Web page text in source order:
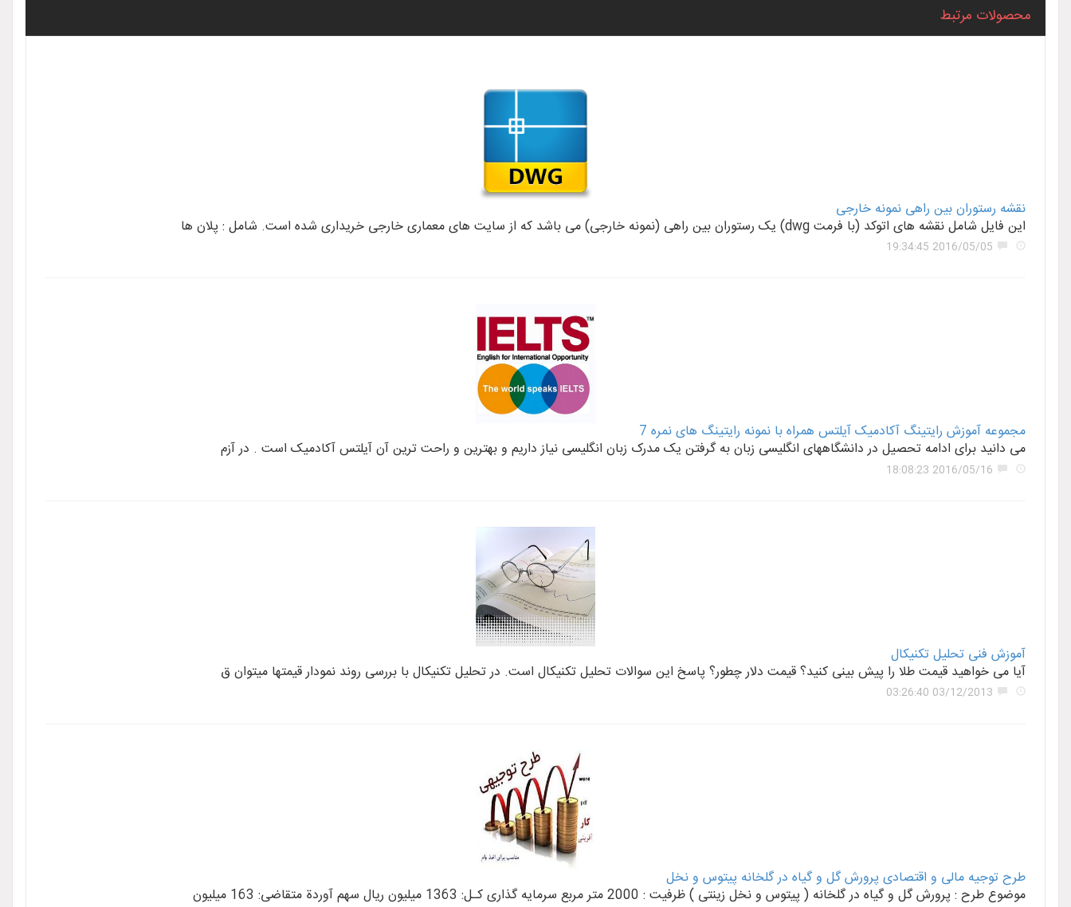
محصولات مرتبط
نقشه رستوران بین راهی نمونه خارجی
این فایل شامل نقشه های اتوکد (با فرمت dwg) یک رستوران بین راهی (نمونه خارجی) می باشد که از سایت های معماری خارجی خریداری شده است. شامل : پلان ها
2016/05/05 19:34:45
مجموعه آموزش رایتینگ آکادمیک آیلتس همراه با نمونه رایتینگ های نمره 7
می دانید برای ادامه تحصیل در دانشگاههای انگلیسی زبان به گرفتن یک مدرک زبان انگلیسی نیاز داریم و بهترین و راحت ترین آن آیلتس آکادمیک است . در آزم
2016/05/16 18:08:23
آموزش فنی تحلیل تکنیکال
آیا می خواهید قیمت طلا را پیش بینی کنید؟ قیمت دلار چطور؟ پاسخ این سوالات تحلیل تکنیکال است. در تحلیل تکنیکال با بررسی روند نمودار قیمتها میتوان ق
03/12/2013 03:26:40
طرح توجیه مالی و اقتصادی پرورش گل و گیاه در گلخانه پیتوس و نخل
موضوع طرح : پرورش گل و گیاه در گلخانه ( پیتوس و نخل زینتی ) ظرفیت : 2000 متر مربع سرمایه گذاری کـل: 1363 میلیون ریال سهم آوردة متقاضی: 163 میلیون